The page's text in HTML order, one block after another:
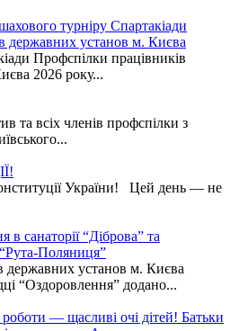
турніру Спартакіади
державних установ м. Києва
Профспілки працівників
2026 року...
та всіх членів профспілки з
України! Цей день — не
в санаторії “Діброва” та
Поляниця”
державних установ м. Києва
“Оздоровлення” додано...
— щасливі очі дітей! Батьки